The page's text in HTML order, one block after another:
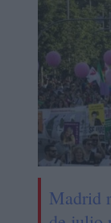
Madrid